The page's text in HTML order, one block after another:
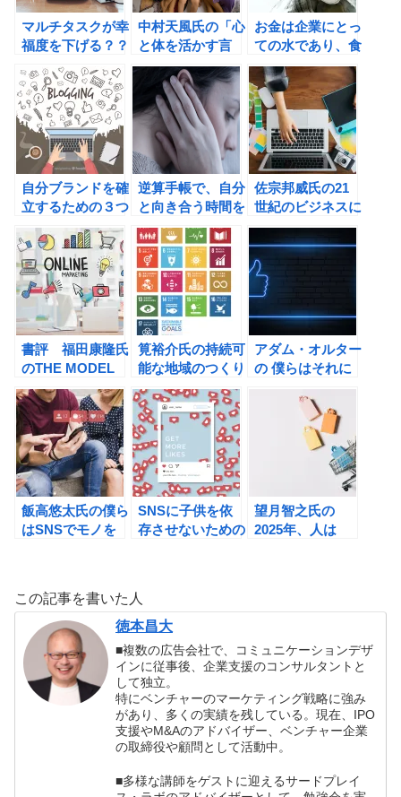
マルチタスクが幸
福度を下げる？？
今ここに集中しよ
う！
中村天風氏の「心
と体を活かす言
葉」から笑顔のパ
ワーを学ぶ。
お金は企業にとっ
ての水であり、食
料である！
自分ブランドを確
立するための３つ
のステップ
逆算手帳で、自分
と向き合う時間を
つくろう！
佐宗邦威氏の21
世紀のビジネスに
デザイン思考が必
要な理由の書評
書評 福田康隆氏
のTHE MODEL
筧裕介氏の持続可
能な地域のつくり
方――未来を育む
「人と経済の生態
系」のデザインの
書評
アダム・オルター
の 僕らはそれに
抵抗できない
「依存症ビジネ
ス」のつくられか
たの書評
飯高悠太氏の僕ら
はSNSでモノを
SNSに子供を依
存させないための
望月智之氏の
2025年、人は
この記事を書いた人
徳本昌大
■複数の広告会社で、コミュニケーションデザ
インに従事後、企業支援のコンサルタントと
して独立。
特にベンチャーのマーケティング戦略に強み
があり、多くの実績を残している。現在、IPO
支援やM&Aのアドバイザー、ベンチャー企業
の取締役や顧問として活動中。
■多様な講師をゲストに迎えるサードプレイ